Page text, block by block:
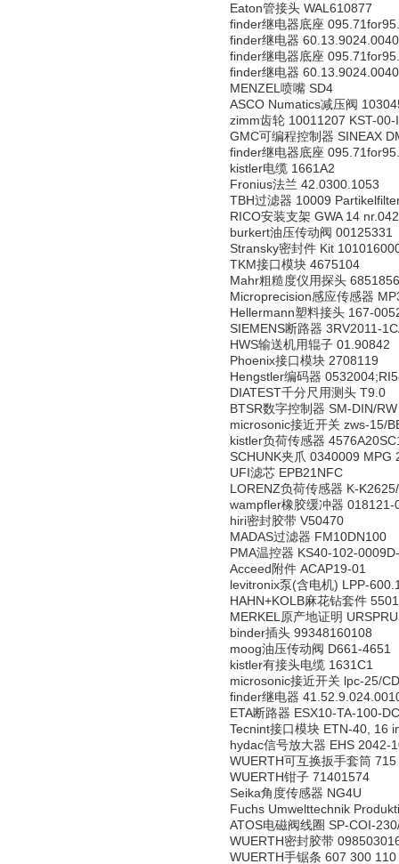
Eaton管接头 WAL610877
finder继电器底座
finder继电器 60.13.9024.0040
finder继电器底座
finder继电器 60.13.9024.0040
MENZEL喷嘴 SD4
ASCO Numatics减压阀
zimm齿轮 10011207 KST-00-
GMC可编程控制器 SINEAX
finder继电器底座
kistler电缆 1661A2
Fronius法兰 42.0300.1053
TBH过滤器 10009
RICO安装支架 GWA 14
burkert油压传动阀 00125331
Stransky密封件 Kit
TKM接口模块 4675104
Mahr粗糙度仪用探头
Microprecision感应传感器
Hellermann塑料接头 167-
SIEMENS断路器 3RV2011-
HWS输送机用辊子 01.90842
Phoenix接口模块 2708119
Hengstler编码器
DIATEST千分尺用测头 T9.0
BTSR数字控制器 SM-DIN/RW
microsonic接近开关 zws-15/
kistler负荷传感器
SCHUNK夹爪 0340009 MPG
UFI滤芯 EPB21NFC
LORENZ负荷传感器 K-
wampfler橡胶缓冲器
hiri密封胶带 V50470
MADAS过滤器 FM10DN100
PMA温控器 KS40-102-
Acceed附件 ACAP19-01
levitronix泵(含电机) LPP-
HAHN+KOLB麻花钻套件
MERKEL原产地证明
binder插头 99348160108
moog油压传动阀 D661-4651
kistler有接头电缆 1631C1
microsonic接近开关 lpc-25/
finder继电器
ETA断路器 ESX10-TA-100-
Tecnint接口模块 ETN-40, 16
hydac信号放大器 EHS 2042-
WUERTH可互换扳手套筒
WUERTH钳子 71401574
Seika角度传感器 NG4U
Fuchs Umwelttechnik
ATOS电磁阀线圈 SP-COI-
WUERTH密封胶带
WUERTH手锯条 607 300 110